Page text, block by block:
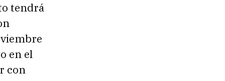
tendrá
en el
con